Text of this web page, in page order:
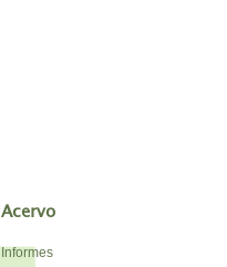
Acervo
Informes